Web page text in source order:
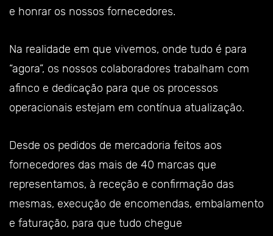
e honrar os nossos fornecedores.
Na realidade em que vivemos, onde tudo é para
“agora”, os nossos colaboradores trabalham com
afinco e dedicação para que os processos
operacionais estejam em contínua atualização.
Desde os pedidos de mercadoria feitos aos
fornecedores das mais de 40 marcas que
representamos, à receção e confirmação das
mesmas, execução de encomendas, embalamento
e faturação, para que tudo chegue